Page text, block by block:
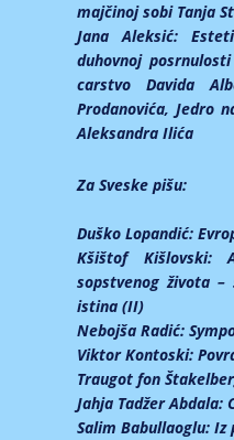
majčinoj sobi Tanja
Jana Aleksić:
duhovnoj
carstvo Davida
Prodanovića, Jedro
Aleksandra Ilića
Za Sveske pišu:
Duško Lopandić:
Kšištof Kišlovski:
sopstvenog života
istina (II)
Nebojša Radić:
Viktor Kontoski:
Traugot fon
Jahja Tadžer Abdala:
Salim Babullaoglu: Iz